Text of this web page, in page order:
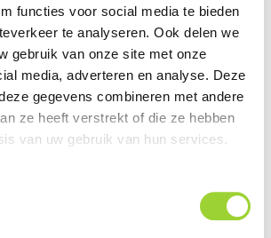
functies voor social media te bieden
te analyseren. Ook delen we
gebruik van onze site met onze
media, adverteren en analyse. Deze
gegevens combineren met andere
ze heeft verstrekt of die ze hebben
van uw gebruik van hun services.
vanaf € 99,00 euro (NL)
met kwaliteit boven kwantiteit
met DHL en PostNL
telefonisch en per e-mail